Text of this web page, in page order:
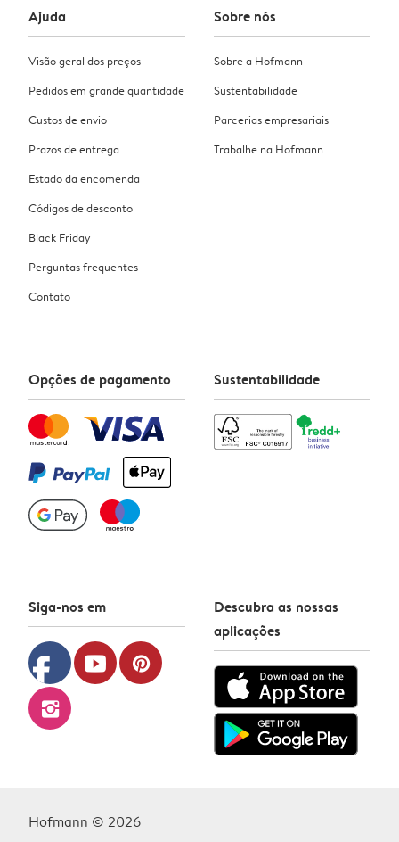
Ajuda
Visão geral dos preços
Pedidos em grande quantidade
Custos de envio
Prazos de entrega
Estado da encomenda
Códigos de desconto
Black Friday
Perguntas frequentes
Contato
Sobre nós
Sobre a Hofmann
Sustentabilidade
Parcerias empresariais
Trabalhe na Hofmann
Opções de pagamento Sustentabilidade
Siga-nos em
facebook youtube pinterest
instagram
Descubra as nossas
aplicações
Hofmann © 2026